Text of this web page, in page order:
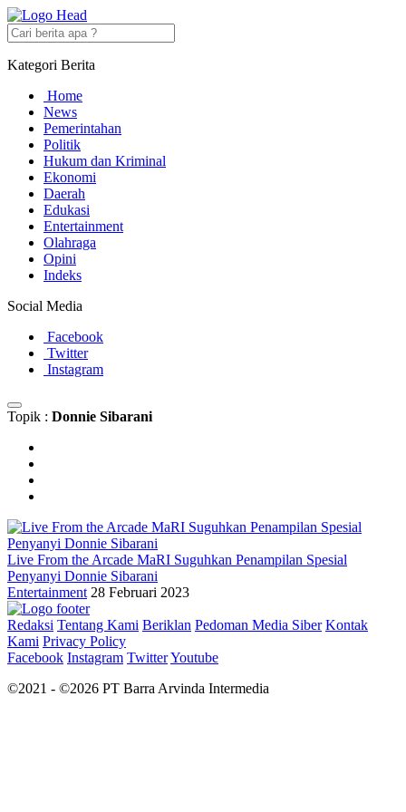
Kategori Berita
Home
News
Pemerintahan
Politik
Hukum dan Kriminal
Ekonomi
Daerah
Edukasi
Entertainment
Olahraga
Opini
Indeks
Social Media
Facebook
Twitter
Instagram
Topik : Donnie Sibarani
Live From the Arcade MaRI Suguhkan Penampilan Spesial
Penyanyi Donnie Sibarani
Entertainment 28 Februari 2023
Redaksi Tentang Kami Beriklan Pedoman Media Siber Kontak
Kami Privacy Policy
Facebook Instagram TwitterYoutube
©2021 - ©2026 PT Barra Arvinda Intermedia